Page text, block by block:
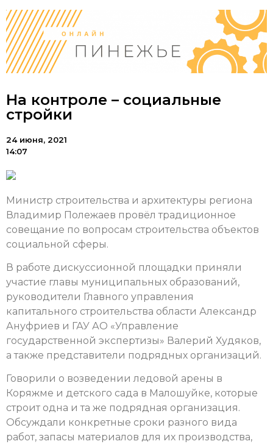
На контроле – социальные
стройки
24 июня, 2021
14:07
Министр строительства и архитектуры региона
Владимир Полежаев провёл традиционное
совещание по вопросам строительства объектов
социальной сферы.
В работе дискуссионной площадки приняли
участие главы муниципальных образований,
руководители Главного управления
капитального строительства области Александр
Ануфриев и ГАУ АО «Управление
государственной экспертизы» Валерий Худяков,
а также представители подрядных организаций.
Говорили о возведении ледовой арены в
Коряжме и детского сада в Малошуйке, которые
строит одна и та же подрядная организация.
Обсуждали конкретные сроки разного вида
работ, запасы материалов для их производства,